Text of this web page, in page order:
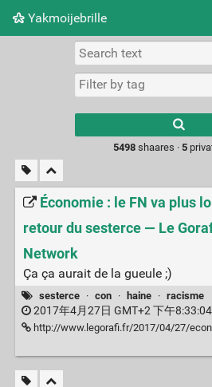
Yakmoijebrille
Picture wall
5498shaares · 5
Économie : le FN va plus
retour du sesterce — Le
Network
Ça ça aurait de la gueule ;)
sesterce · con · haine · racisme
2017年4月27日 GMT+2 下午8:33:04
http://www.legorafi.fr/2017/04/27/economie-le-fn-va-